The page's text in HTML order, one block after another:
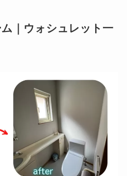
｜ウォシュレット一